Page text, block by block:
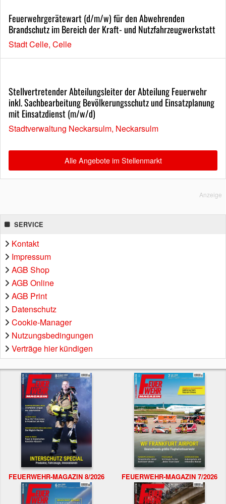
Feuerwehrgerätewart (d/m/w) für den Abwehrenden
Brandschutz im Bereich der Kraft- und Nutzfahrzeugwerkstatt
Stadt Celle, Celle
Stellvertretender Abteilungsleiter der Abteilung Feuerwehr
inkl. Sachbearbeitung Bevölkerungsschutz und Einsatzplanung
mit Einsatzdienst (m/w/d)
Stadtverwaltung Neckarsulm, Neckarsulm
Alle Angebote im Stellenmarkt
Anzeige
SERVICE
Kontakt
Impressum
AGB Shop
AGB Online
AGB Print
Datenschutz
Cookie-Manager
Nutzungsbedingungen
Verträge hier kündigen
FEUERWEHR-MAGAZIN 8/2026 FEUERWEHR-MAGAZIN 7/2026